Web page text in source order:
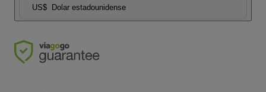
US$ Dolar estadounidense